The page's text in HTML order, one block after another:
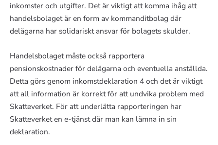
inkomster och utgifter. Det är viktigt att komma ihåg att
handelsbolaget är en form av kommanditbolag där
delägarna har solidariskt ansvar för bolagets skulder.
Handelsbolaget måste också rapportera
pensionskostnader för delägarna och eventuella anställda.
Detta görs genom inkomstdeklaration 4 och det är viktigt
att all information är korrekt för att undvika problem med
Skatteverket. För att underlätta rapporteringen har
Skatteverket en e-tjänst där man kan lämna in sin
deklaration.